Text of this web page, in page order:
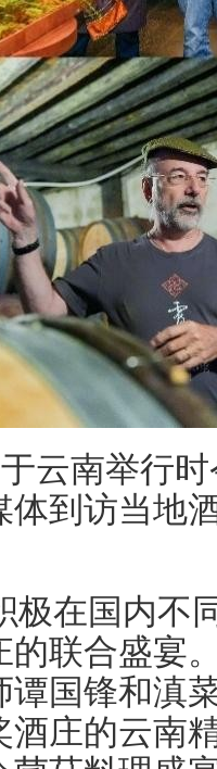
云南举行
体到访当地
极在国内不
的联合盛宴
谭国锋和滇
酒庄的云南